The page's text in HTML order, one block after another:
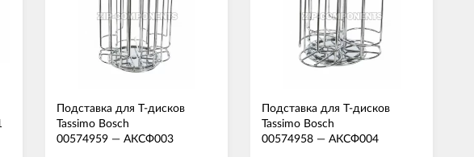
Подставка для Т-дисков
Tassimo Bosch
00574959 — АКСФ003
Подставка для Т-дисков
Tassimo Bosch
00574958 — АКСФ004